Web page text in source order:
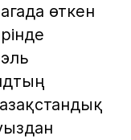
өткен